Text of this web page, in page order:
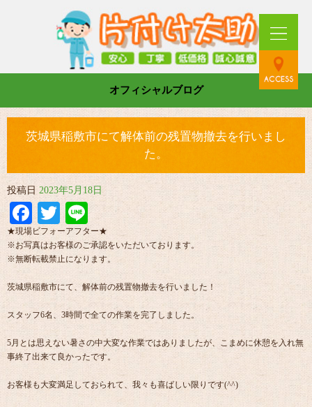
オフィシャルブログ
茨城県稲敷市にて解体前の残置物撤去を行いまし
た。
投稿日 2023年5月18日
Facebook
Twitter
Line
★現場ビフォーアフター★
※お写真はお客様のご承認をいただいております。
※無断転載禁止になります。
茨城県稲敷市にて、解体前の残置物撤去を行いました！
スタッフ6名、3時間で全ての作業を完了しました。
5月とは思えない暑さの中大変な作業ではありましたが、こまめに休憩を入れ無
事終了出来て良かったです。
お客様も大変満足しておられて、我々も喜ばしい限りです(^^)